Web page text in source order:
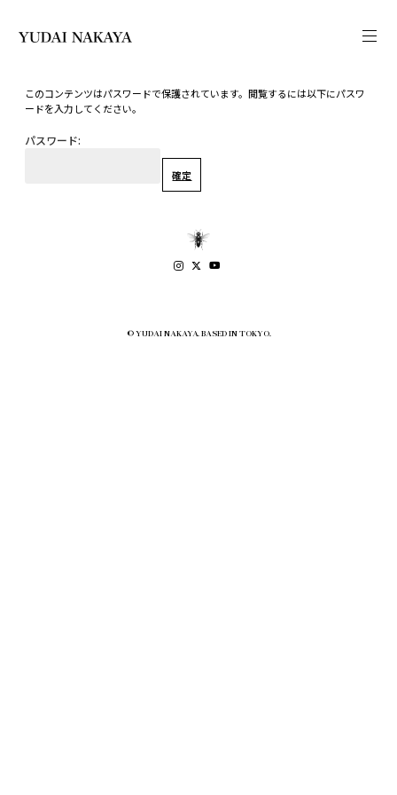
このコンテンツはパスワードで保護されています。閲覧するには以下にパスワ
ードを入力してください。
パスワード:
© YUDAI NAKAYA. BASED IN TOKYO.